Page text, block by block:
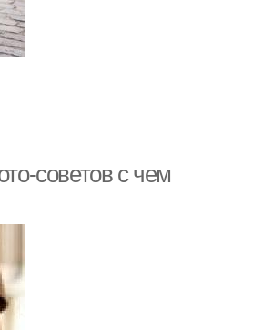
советов с чем